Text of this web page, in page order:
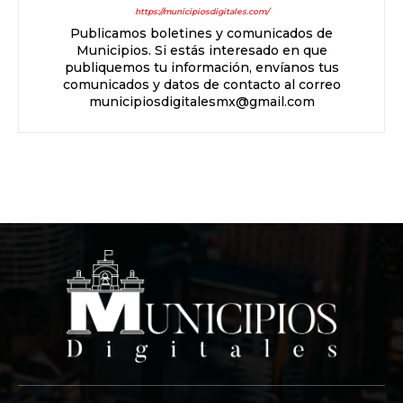
https://municipiosdigitales.com/
Publicamos boletines y comunicados de
Municipios. Si estás interesado en que
publiquemos tu información, envíanos tus
comunicados y datos de contacto al correo
municipiosdigitalesmx@gmail.com